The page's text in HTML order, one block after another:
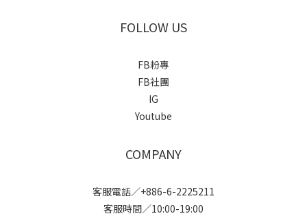
FOLLOW US
FB粉專
FB社團
IG
Youtube
COMPANY
客服電話／+886-6-2225211
客服時間／10:00-19:00